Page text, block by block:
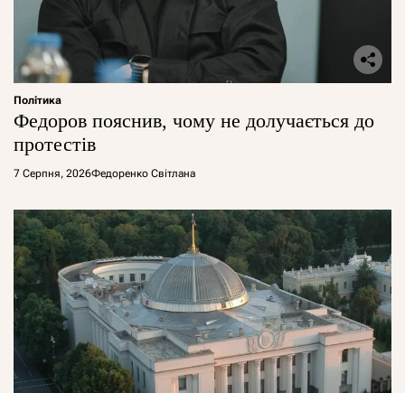
Політика
Федоров пояснив, чому не долучається до
протестів
7 Серпня, 2026Федоренко Світлана